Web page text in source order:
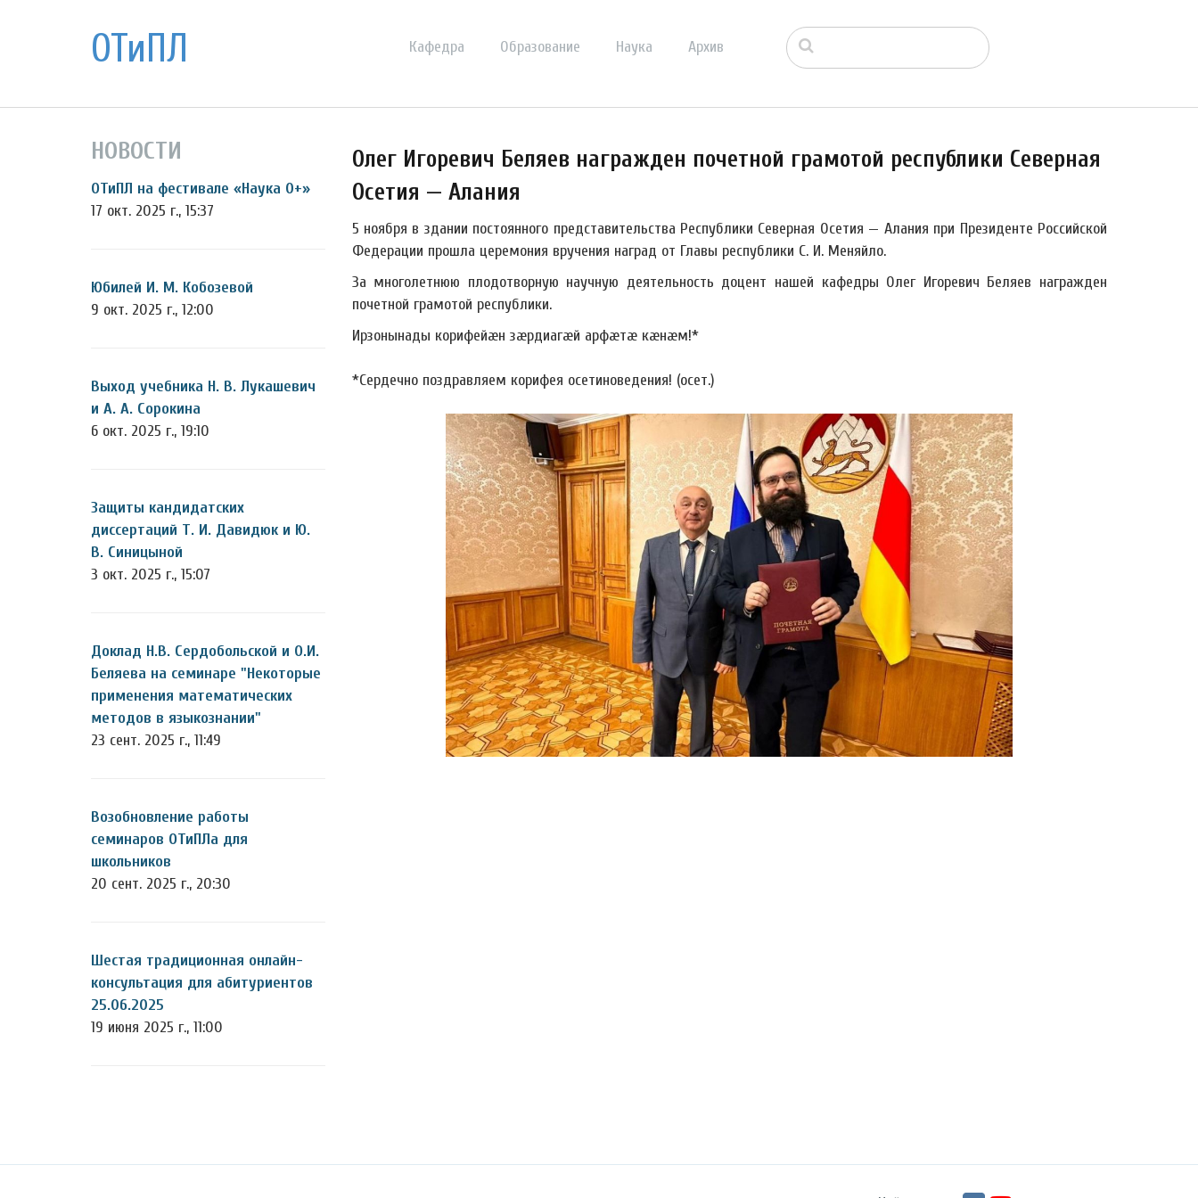
ОТиПЛ Кафедра Образование Наука Архив
НОВОСТИ
ОТиПЛ на фестивале «Наука 0+»
17 окт. 2025 г., 15:37
Юбилей И. М. Кобозевой
9 окт. 2025 г., 12:00
Выход учебника Н. В. Лукашевич
и А. А. Сорокина
6 окт. 2025 г., 19:10
Защиты кандидатских
диссертаций Т. И. Давидюк и Ю.
В. Синицыной
3 окт. 2025 г., 15:07
Доклад Н.В. Сердобольской и О.И.
Беляева на семинаре "Некоторые
применения математических
методов в языкознании"
23 сент. 2025 г., 11:49
Возобновление работы
семинаров ОТиПЛа для
школьников
20 сент. 2025 г., 20:30
Шестая традиционная онлайн-
консультация для абитуриентов
25.06.2025
19 июня 2025 г., 11:00
Олег Игоревич Беляев награжден почетной грамотой республики Северная
Осетия — Алания
5 ноября в здании постоянного представительства Республики Северная Осетия — Алания при Президенте Российской
Федерации прошла церемония вручения наград от Главы республики С. И. Меняйло.
За многолетнюю плодотворную научную деятельность доцент нашей кафедры Олег Игоревич Беляев награжден
почетной грамотой республики.
Ирзонынады корифейæн зæрдиагæй арфæтæ кæнæм!*
*Сердечно поздравляем корифея осетиноведения! (осет.)